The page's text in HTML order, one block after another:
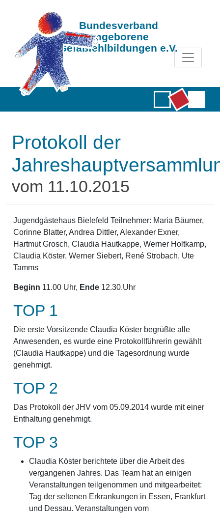
Bundesverband
Angeborene
Gefäßfehlbildungen e.V.
Protokoll der
vom 11.10.2015
Jugendgästehaus Bielefeld Teilnehmer: Maria Bäumer,
Corinne Blatter, Andrea Dittler, Alexander Exner,
Hartmut Grosch, Claudia Hautkappe, Werner Holtkamp,
Claudia Köster, Werner Siebert, René Strobach, Ute
Tamms
Beginn 11.00 Uhr, Ende 12.30.Uhr
TOP 1
Die erste Vorsitzende Claudia Köster begrüßte alle
Anwesenden, es wurde eine Protokollführerin gewählt
(Claudia Hautkappe) und die Tagesordnung wurde
genehmigt.
TOP 2
Das Protokoll der JHV vom 05.09.2014 wurde mit einer
Enthaltung genehmigt.
TOP 3
Claudia Köster berichtete über die Arbeit des
vergangenen Jahres. Das Team hat an einigen
Veranstaltungen teilgenommen und mitgearbeitet:
Tag der seltenen Erkrankungen in Essen, Frankfurt
und Dessau. Veranstaltungen vom